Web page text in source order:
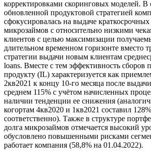
корректировками скоринговых моделей. В
обновленной продуктовой стратегией
сфокусировалась на выдаче
микрозаймов с относительно низкими
клиентов с целью максимизации
длительном временном горизонте вместо
стратегии выдачи новым клиентам
loans. Вместе с тем эффективность сборов
продукту (IL) характеризуется как
2кв2021 к концу 10-го месяца после
среднем 115% с учётом начисленных
наличии тенденции ее снижения
когортам 4кв2020 и 1кв2021 составил
соответственно). Также в структуре
долга микрозаймов отмечается высокий
обусловлено повышенными рисками
работает компания (58,8% на 01.04.2022).